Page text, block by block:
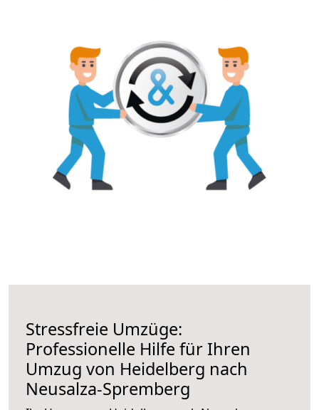
Stressfreie Umzüge:
Professionelle Hilfe für Ihren
Umzug von Heidelberg nach
Neusalza-Spremberg